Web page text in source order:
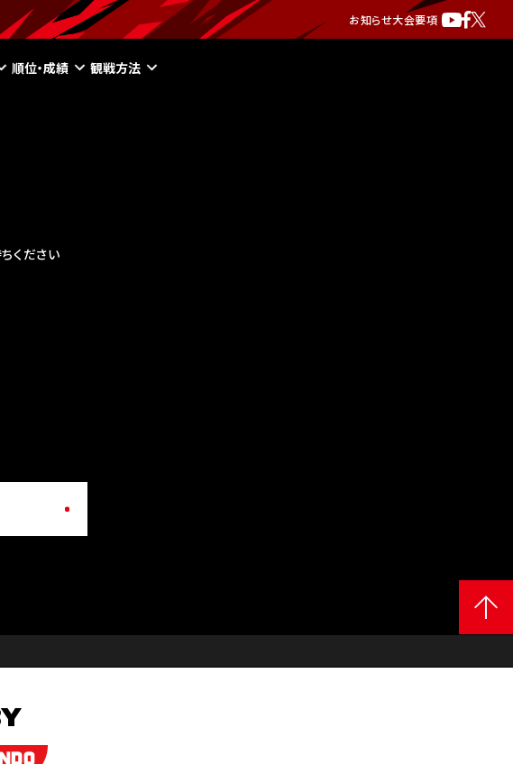
お知らせ大会要項
順位・成績 観戦方法
ください